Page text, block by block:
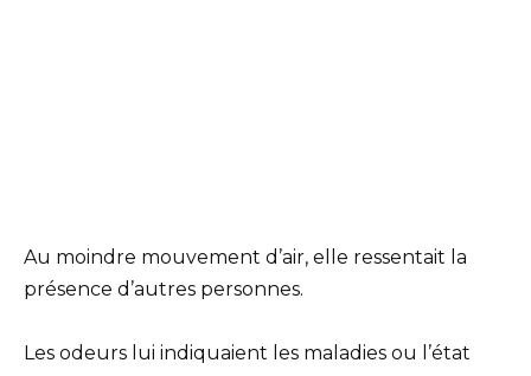
Au moindre mouvement d’air, elle ressentait la
présence d’autres personnes.
Les odeurs lui indiquaient les maladies ou l’état